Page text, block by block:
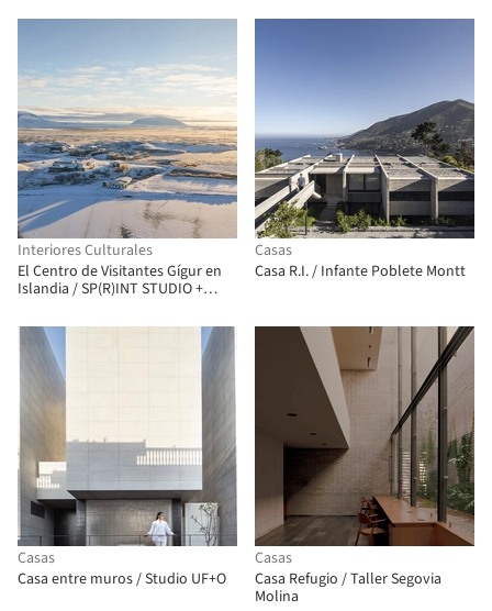
Interiores Culturales
El Centro de Visitantes Gígur en
Islandia / SP(R)INT STUDIO +
Casas
Casa R.I. / Infante Poblete Montt
Casas
Casa entre muros / Studio UF+O
Casas
Casa Refugio / Taller Segovia
Molina